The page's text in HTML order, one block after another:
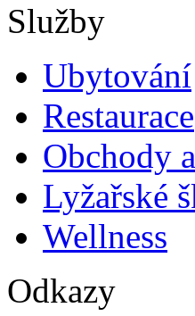
Služby
Ubytování
Restaurace
Obchody
Lyžařské
Wellness
Odkazy